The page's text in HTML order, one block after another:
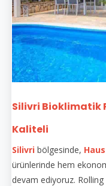
Silivri Bioklimatik
Kaliteli
Silivri bölgesinde,
ürünlerinde hem
devam ediyoruz.